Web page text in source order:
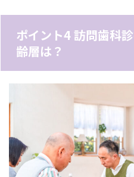
ポイント4 訪問歯科
齢層は？